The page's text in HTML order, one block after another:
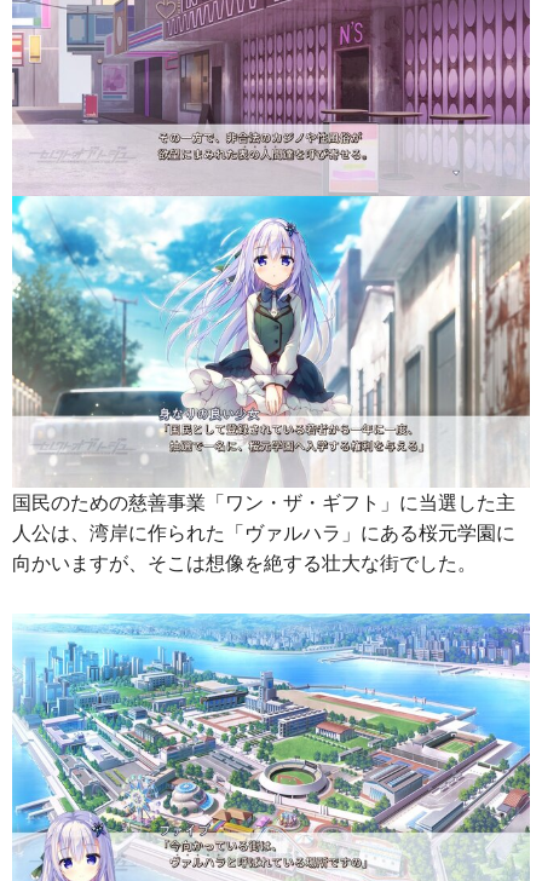
国民のための慈善事業「ワン・ザ・ギフト」に当選した主
人公は、湾岸に作られた「ヴァルハラ」にある桜元学園に
向かいますが、そこは想像を絶する壮大な街でした。